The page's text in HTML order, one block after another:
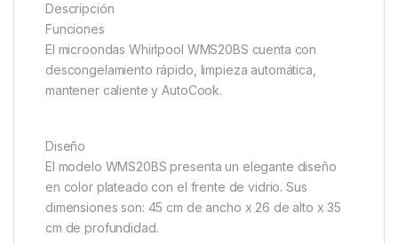
Descripción
Funciones
El microondas Whirlpool WMS20BS cuenta con
descongelamiento rápido, limpieza automática,
mantener caliente y AutoCook.
Diseño
El modelo WMS20BS presenta un elegante diseño
en color plateado con el frente de vidrio. Sus
dimensiones son: 45 cm de ancho x 26 de alto x 35
cm de profundidad.